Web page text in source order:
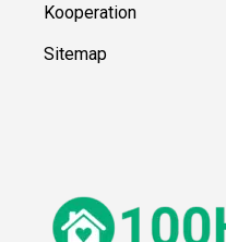
Kooperation
Sitemap